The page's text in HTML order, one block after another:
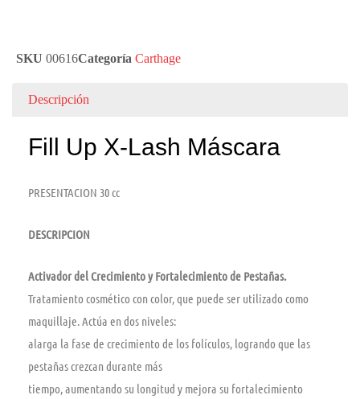
SKU 00616Categoría Carthage
Descripción
Fill Up X-Lash Máscara
PRESENTACION 30 cc
DESCRIPCION
Activador del Crecimiento y Fortalecimiento de Pestañas.
Tratamiento cosmético con color, que puede ser utilizado como
maquillaje. Actúa en dos niveles:
alarga la fase de crecimiento de los folículos, logrando que las
pestañas crezcan durante más
tiempo, aumentando su longitud y mejora su fortalecimiento